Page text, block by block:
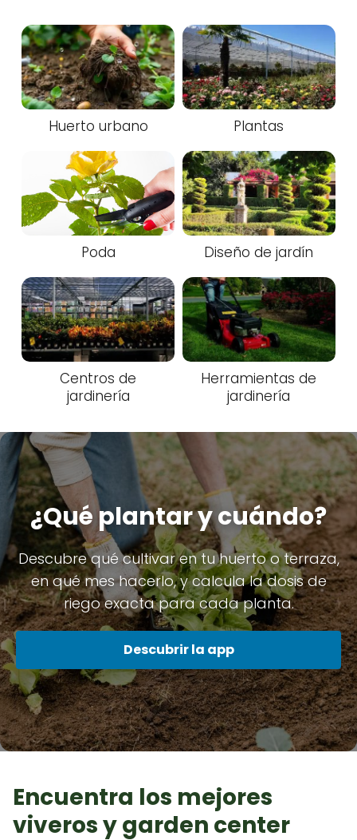
Huerto urbano Plantas
Poda Diseño de jardín
Centros de
jardinería
Herramientas de
jardinería
¿Qué plantar y cuándo?
Descubre qué cultivar en tu huerto o terraza,
en qué mes hacerlo, y calcula la dosis de
riego exacta para cada planta.
Descubrir la app
Encuentra los mejores
viveros y garden center